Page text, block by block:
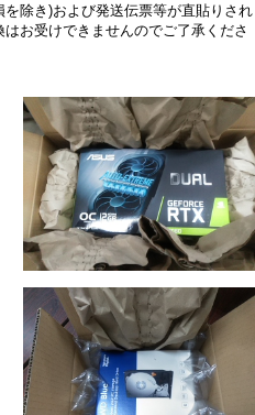
除き)および発送伝票等が直貼りされ
お受けできませんのでご了承くださ